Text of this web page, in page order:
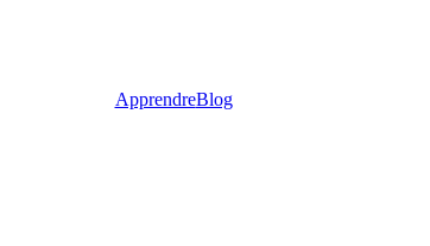
ApprendreBlog